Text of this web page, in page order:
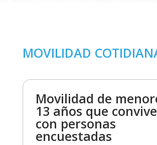
MOVILIDAD
Movilidad de
13 años que
con personas
encuestadas